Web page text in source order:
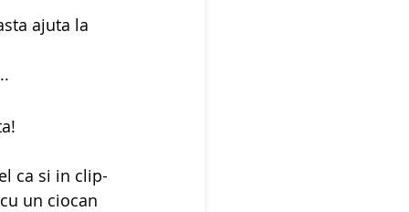
ajuta la
ca si in clip-
un ciocan